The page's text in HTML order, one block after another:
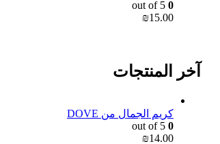
0
₪15.00
آخر المنتجات
كريم الجمال من DOVE
0
₪14.00